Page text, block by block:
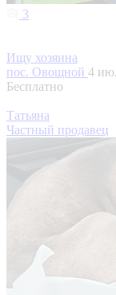
3
Ищу хозяина
пос. Овощной 4
Бесплатно
Татьяна
Частный продавец